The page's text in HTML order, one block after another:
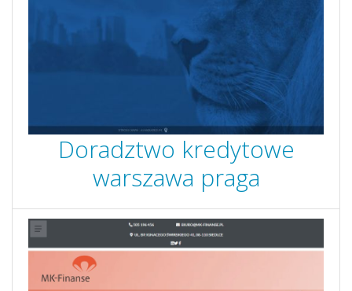
Doradztwo kredytowe
warszawa praga